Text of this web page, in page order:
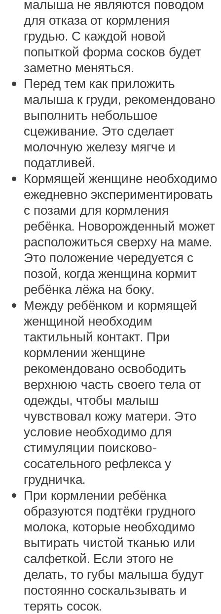
малыша не являются поводом
для отказа от кормления
грудью. С каждой новой
попыткой форма сосков будет
заметно меняться.
Перед тем как приложить
малыша к груди, рекомендовано
выполнить небольшое
сцеживание. Это сделает
молочную железу мягче и
податливей.
Кормящей женщине необходимо
ежедневно экспериментировать
с позами для кормления
ребёнка. Новорожденный может
расположиться сверху на маме.
Это положение чередуется с
позой, когда женщина кормит
ребёнка лёжа на боку.
Между ребёнком и кормящей
женщиной необходим
тактильный контакт. При
кормлении женщине
рекомендовано освободить
верхнюю часть своего тела от
одежды, чтобы малыш
чувствовал кожу матери. Это
условие необходимо для
стимуляции поисково-
сосательного рефлекса у
грудничка.
При кормлении ребёнка
образуются подтёки грудного
молока, которые необходимо
вытирать чистой тканью или
салфеткой. Если этого не
делать, то губы малыша будут
постоянно соскальзывать и
терять сосок.